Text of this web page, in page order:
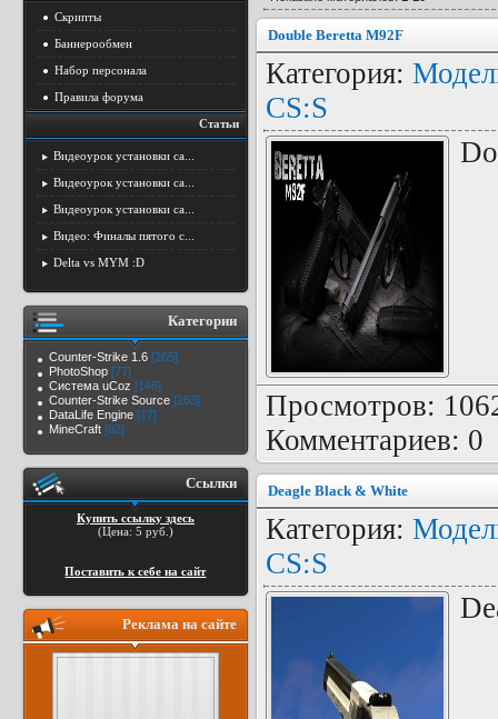
Скрипты
Баннерообмен
Набор персонала
Правила форума
Cтатьи
Видеоурок установки са...
Видеоурок установки са...
Видеоурок установки са...
Видео: Финалы пятого с...
Delta vs MYM :D
Категории
Counter-Strike 1.6 [265]
PhotoShop [77]
Система uCoz [146]
Counter-Strike Source [263]
DataLife Engine [17]
MineCraft [82]
Ссылки
Купить ссылку здесь
(Цена: 5 руб.)
Поставить к себе на сайт
Реклама на сайте
Double Beretta M92F
Категория:
CS:S
Просмотров:
Комментариев: 0
Deagle Black & White
Категория:
CS:S